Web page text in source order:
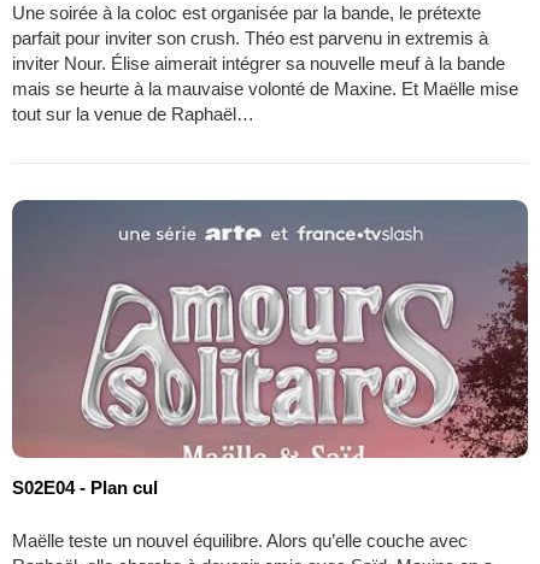
Une soirée à la coloc est organisée par la bande, le prétexte
parfait pour inviter son crush. Théo est parvenu in extremis à
inviter Nour. Élise aimerait intégrer sa nouvelle meuf à la bande
mais se heurte à la mauvaise volonté de Maxine. Et Maëlle mise
tout sur la venue de Raphaël…
S02E04 - Plan cul
Maëlle teste un nouvel équilibre. Alors qu’elle couche avec